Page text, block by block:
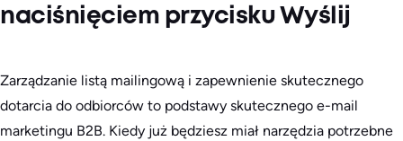
naciśnięciem przycisku Wyślij
Zarządzanie listą mailingową i zapewnienie skutecznego
dotarcia do odbiorców to podstawy skutecznego e-mail
marketingu B2B. Kiedy już będziesz miał narzędzia potrzebne